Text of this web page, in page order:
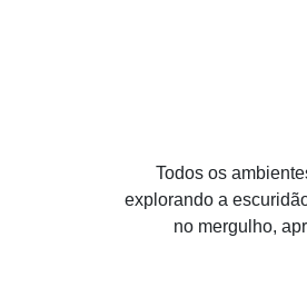
Todos os
explorando a
no mergulho,